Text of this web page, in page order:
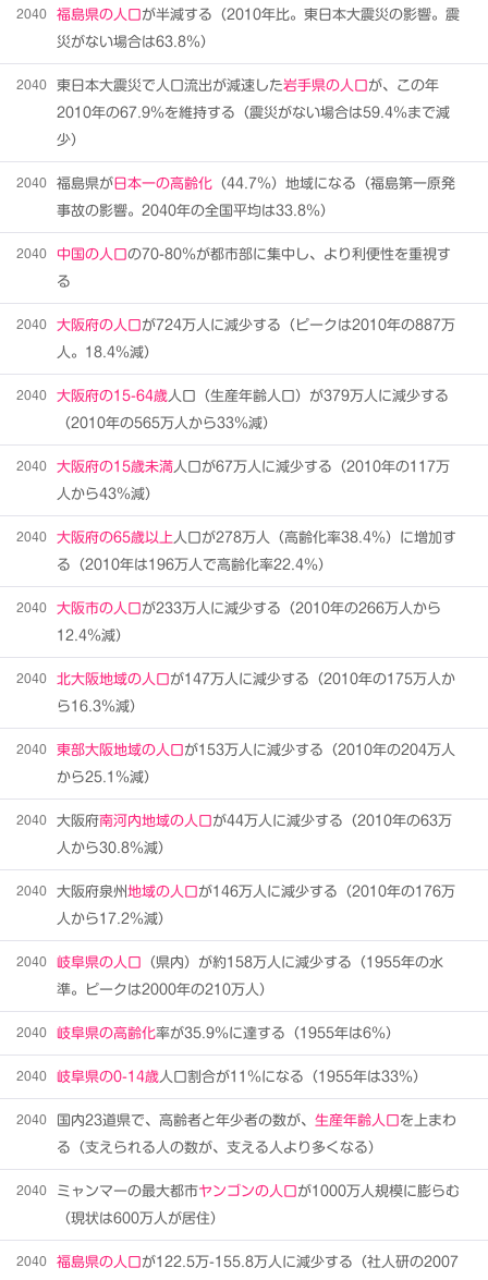
2040 福島県の人口が半減する（2010年比。東日本大震災の影響。震
災がない場合は63.8％）
2040 東日本大震災で人口流出が減速した岩手県の人口が、この年
2010年の67.9％を維持する（震災がない場合は59.4％まで減
少）
2040 福島県が日本一の高齢化 （44.7％）地域になる（福島第一原発
事故の影響。2040年の全国平均は33.8％）
2040 中国の人口の70-80％が都市部に集中し、より利便性を重視す
る
2040 大阪府の人口が724万人に減少する（ピークは2010年の887万
人。18.4％減）
2040 大阪府の15-64歳人口（生産年齢人口）が379万人に減少する
（2010年の565万人から33％減）
2040 大阪府の15歳未満人口が67万人に減少する（2010年の117万
人から43％減）
2040 大阪府の65歳以上 人口が278万人（高齢化率38.4％）に増加す
る（2010年は196万人で高齢化率22.4％）
2040 大阪市の人口が233万人に減少する（2010年の266万人から
12.4％減）
2040 北大阪地域の人口が147万人に減少する（2010年の175万人か
ら16.3％減）
2040 東部大阪地域の人口が153万人に減少する（2010年の204万人
から25.1％減）
2040 大阪府南河内地域の人口が44万人に減少する（2010年の63万
人から30.8％減）
2040 大阪府泉州地域の人口が146万人に減少する（2010年の176万
人から17.2％減）
2040 岐阜県の人口 （県内）が約158万人に減少する（1955年の水
準。ピークは2000年の210万人）
2040 岐阜県の高齢化率が35.9％に達する（1955年は6％）
2040 岐阜県の0-14歳人口割合が11％になる（1955年は33％）
2040 国内23道県で、高齢者と年少者の数が、 生産年齢人口を上まわ
る（支えられる人の数が、支える人より多くなる）
2040 ミャンマーの最大都市ヤンゴンの人口が1000万人規模に膨らむ
（現状は600万人が居住）
2040 福島県の人口が122.5万-155.8万人に減少する（社人研の2007